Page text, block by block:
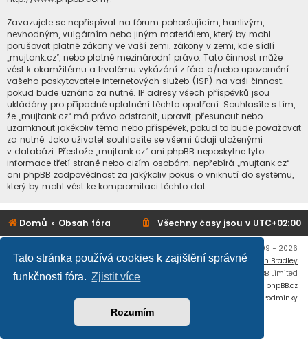
Tato stránka používá cookies k zajištění správné
funkčnosti fóra. Zjistit více
Rozumím
Zavazujete se nepřispívat na fórum pohoršujícím, hanlivým,
nevhodným, vulgárním nebo jiným materiálem, který by mohl
porušovat platné zákony ve vaší zemi, zákony v zemi, kde sídlí
„mujtank.cz“, nebo platné mezinárodní právo. Tato činnost může
vést k okamžitému a trvalému vykázání z fóra a/nebo upozornění
vašeho poskytovatele internetových služeb (ISP) na vaši činnost,
pokud bude uznáno za nutné. IP adresy všech příspěvků jsou
ukládány pro případné uplatnění těchto opatření. Souhlasíte s tím,
že „mujtank.cz“ má právo odstranit, upravit, přesunout nebo
uzamknout jakékoliv téma nebo příspěvek, pokud to bude považovat
za nutné. Jako uživatel souhlasíte se všemi údaji uloženými
v databázi. Přestože „mujtank.cz“ ani phpBB neposkytne tyto
informace třetí straně nebo cizím osobám, nepřebírá „mujtank.cz“
ani phpBB zodpovědnost za jakýkoliv pokus o vniknutí do systému,
který by mohl vést ke kompromitaci těchto dat.
Domů Obsah fóra Všechny časy jsou v UTC+02:00
Copyright © mujtank.cz 2009 - 2026
Flat Style by
Ian Bradley
Založeno na
® Forum Software © phpBB Limited
phpBB.cz
Podmínky